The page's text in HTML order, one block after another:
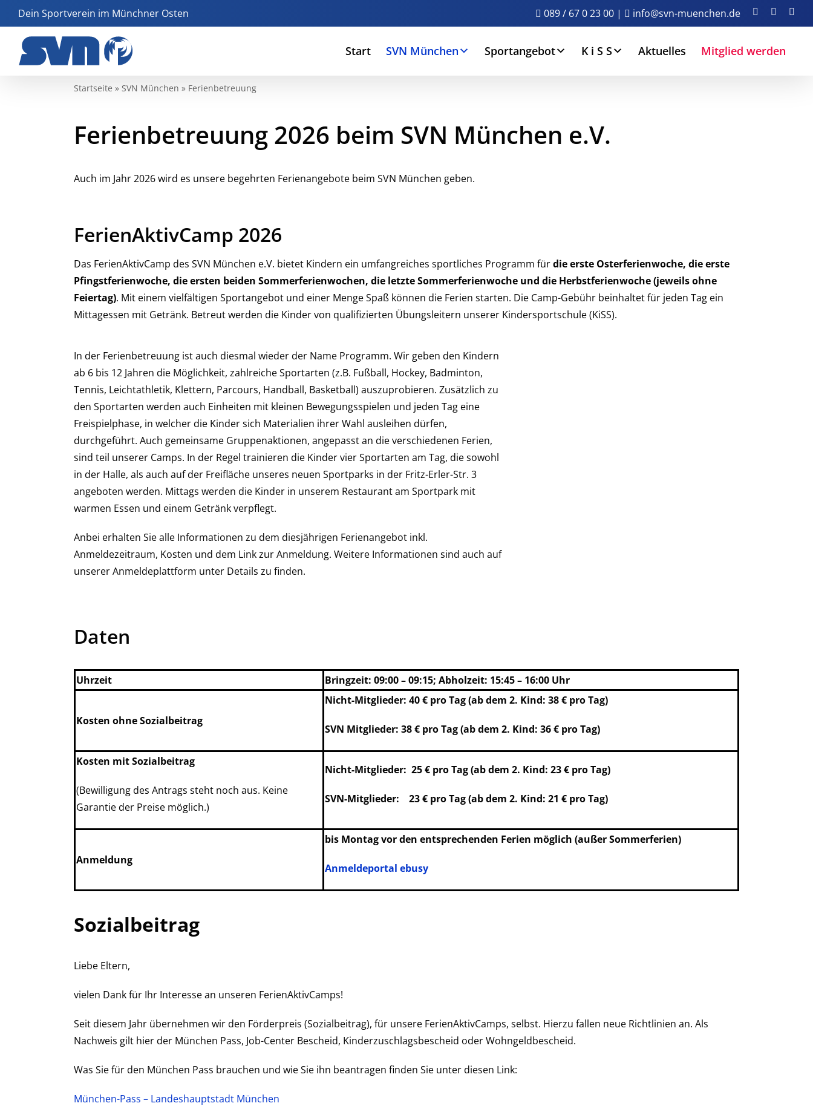
Zum
Inhalt
springen
Dein Sportverein im Münchner Osten 089 / 67 0 23 00 | info@svn-muenchen.de FacebookInstagram
Start SVN München Sportangebot K i S S Aktuelles Mitglied werden
Startseite » SVN München » Ferienbetreuung
Ferienbetreuung 2026 beim SVN München e.V.
Auch im Jahr 2026 wird es unsere begehrten Ferienangebote beim SVN München geben.
FerienAktivCamp 2026
Das FerienAktivCamp des SVN München e.V. bietet Kindern ein umfangreiches sportliches Programm fürdie erste Osterferienwoche, die erste
Pfingstferienwoche, die ersten beiden Sommerferienwochen, die letzte Sommerferienwoche und die Herbstferienwoche (jeweils ohne
Feiertag). Mit einem vielfältigen Sportangebot und einer Menge Spaß können die Ferien starten. Die Camp-Gebühr beinhaltet für jeden Tag ein
Mittagessen mit Getränk. Betreut werden die Kinder von qualifizierten Übungsleitern unserer Kindersportschule (KiSS).
In der Ferienbetreuung ist auch diesmal wieder der Name Programm. Wir geben den Kindern
ab 6 bis 12 Jahren die Möglichkeit, zahlreiche Sportarten (z.B. Fußball, Hockey, Badminton,
Tennis, Leichtathletik, Klettern, Parcours, Handball, Basketball) auszuprobieren. Zusätzlich zu
den Sportarten werden auch Einheiten mit kleinen Bewegungsspielen und jeden Tag eine
Freispielphase, in welcher die Kinder sich Materialien ihrer Wahl ausleihen dürfen,
durchgeführt. Auch gemeinsame Gruppenaktionen, angepasst an die verschiedenen Ferien,
sind teil unserer Camps. In der Regel trainieren die Kinder vier Sportarten am Tag, die sowohl
in der Halle, als auch auf der Freifläche unseres neuen Sportparks in der Fritz-Erler-Str. 3
angeboten werden. Mittags werden die Kinder in unserem Restaurant am Sportpark mit
warmen Essen und einem Getränk verpflegt.
Anbei erhalten Sie alle Informationen zu dem diesjährigen Ferienangebot inkl.
Anmeldezeitraum, Kosten und dem Link zur Anmeldung. Weitere Informationen sind auch auf
unserer Anmeldeplattform unter Details zu finden.
Daten
Uhrzeit Bringzeit: 09:00 – 09:15; Abholzeit: 15:45 – 16:00 Uhr
Kosten ohne Sozialbeitrag
Nicht-Mitglieder: 40 € pro Tag (ab dem 2. Kind: 38 € pro Tag)
SVN Mitglieder: 38 € pro Tag (ab dem 2. Kind: 36 € pro Tag)
Kosten mit Sozialbeitrag
(Bewilligung des Antrags steht noch aus. Keine
Garantie der Preise möglich.)
Nicht-Mitglieder: 25 € pro Tag (ab dem 2. Kind: 23 € pro Tag)
SVN-Mitglieder: 23 € pro Tag (ab dem 2. Kind: 21 € pro Tag)
Anmeldung
bis Montag vor den entsprechenden Ferien möglich (außer Sommerferien)
Anmeldeportal ebusy
Sozialbeitrag
Liebe Eltern,
vielen Dank für Ihr Interesse an unseren FerienAktivCamps!
Seit diesem Jahr übernehmen wir den Förderpreis (Sozialbeitrag), für unsere FerienAktivCamps, selbst. Hierzu fallen neue Richtlinien an. Als
Nachweis gilt hier der München Pass, Job-Center Bescheid, Kinderzuschlagsbescheid oder Wohngeldbescheid.
Was Sie für den München Pass brauchen und wie Sie ihn beantragen finden Sie unter diesen Link:
München-Pass – Landeshauptstadt München